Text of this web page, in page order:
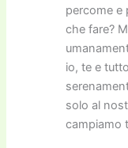
percome e
che fare?
io, te e
solo al
campiamo